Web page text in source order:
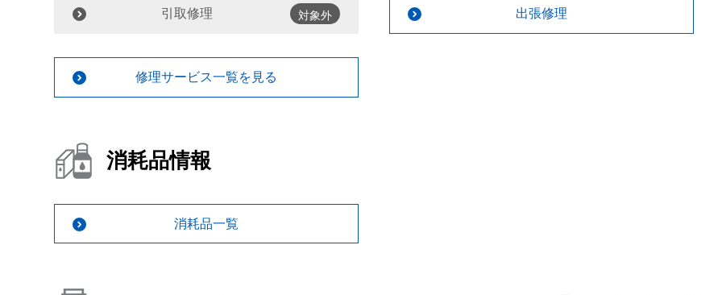
引取修理 対象外 出張修理
修理サービス一覧を見る
消耗品情報
消耗品一覧